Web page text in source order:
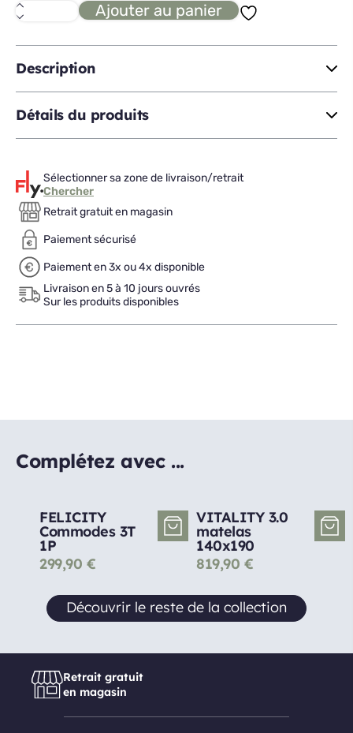
quantité
de
BODY
ADAPT
Matelas
hybrid
Ajouter au panier
Description
Détails du produits
Sélectionner sa zone de livraison/retrait
Chercher
Retrait gratuit en magasin
Paiement sécurisé
Paiement en 3x ou 4x disponible
Livraison en 5 à 10 jours ouvrés
Sur les produits disponibles
Complétez avec ...
FELICITY
Commodes 3T
1P
299,90 €
VITALITY 3.0
matelas
140x190
819,90 €
Découvrir le reste de la collection
Retrait gratuit
en magasin